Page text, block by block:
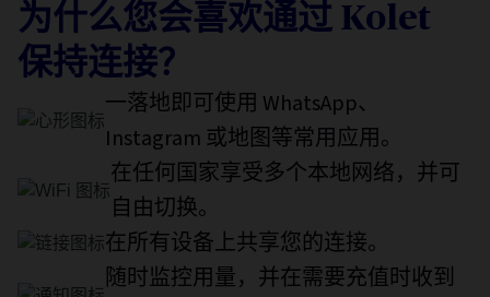
为什么您会喜欢通过 Kolet
保持连接？
一落地即可使用 WhatsApp、
Instagram 或地图等常用应用。
在任何国家享受多个本地网络，并可
自由切换。
在所有设备上共享您的连接。
随时监控用量，并在需要充值时收到